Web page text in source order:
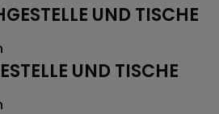
UND TISCHE
UND TISCHE